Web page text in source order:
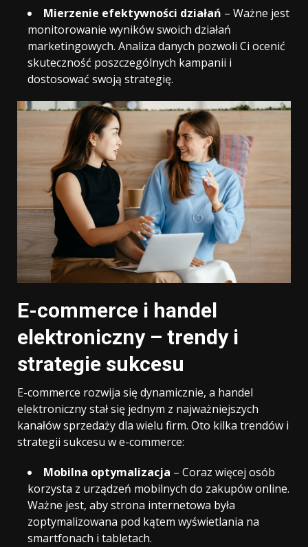
Mierzenie efektywności działań – Ważne jest
monitorowanie wyników swoich działań
marketingowych. Analiza danych pozwoli Ci ocenić
skuteczność poszczególnych kampanii i
dostosować swoją strategię.
E-commerce i handel
elektroniczny – trendy i
strategie sukcesu
E-commerce rozwija się dynamicznie, a handel
elektroniczny stał się jednym z najważniejszych
kanałów sprzedaży dla wielu firm. Oto kilka trendów i
strategii sukcesu w e-commerce:
Mobilna optymalizacja – Coraz więcej osób
korzysta z urządzeń mobilnych do zakupów online.
Ważne jest, aby strona internetowa była
zoptymalizowana pod kątem wyświetlania na
smartfonach i tabletach.